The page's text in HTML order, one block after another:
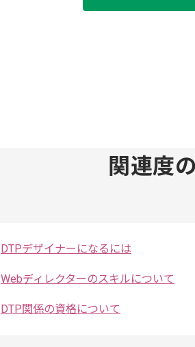
関連度
DTPデザイナーになるには
Webディレクターのスキルについて
DTP関係の資格について